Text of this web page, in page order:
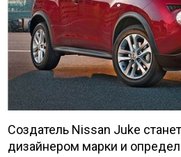
Создатель Nissan Juke
дизайнером марки и